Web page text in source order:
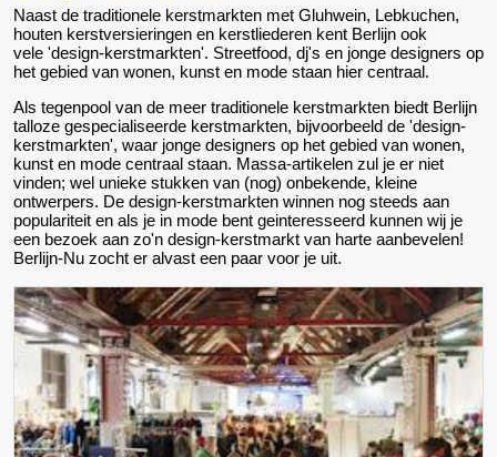
Naast de traditionele kerstmarkten met Gluhwein, Lebkuchen,
houten kerstversieringen en kerstliederen kent Berlijn ook
vele 'design-kerstmarkten'. Streetfood, dj's en jonge designers op
het gebied van wonen, kunst en mode staan hier centraal.
Als tegenpool van de meer traditionele kerstmarkten biedt Berlijn
talloze gespecialiseerde kerstmarkten, bijvoorbeeld de 'design-
kerstmarkten', waar jonge designers op het gebied van wonen,
kunst en mode centraal staan. Massa-artikelen zul je er niet
vinden; wel unieke stukken van (nog) onbekende, kleine
ontwerpers. De design-kerstmarkten winnen nog steeds aan
populariteit en als je in mode bent geinteresseerd kunnen wij je
een bezoek aan zo'n design-kerstmarkt van harte aanbevelen!
Berlijn-Nu zocht er alvast een paar voor je uit.